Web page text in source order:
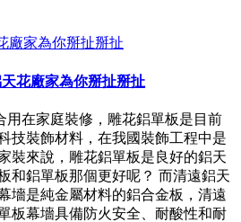
花廠家為你掰扯掰扯
在家庭裝修，雕花鋁單板是目前
技裝飾材料，在我國裝飾工程中是
裝來說，雕花鋁單板是良好的鋁天
和鋁單板那個更好呢？ 而清遠鋁天
墻是純金屬材料的鋁合金板，清遠
板幕墻具備防火安全、耐酸性和耐